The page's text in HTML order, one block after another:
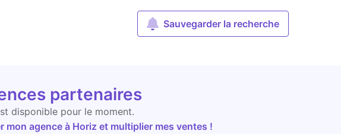
Sauvegarder la recherche
partenaires
disponible pour le moment.
mon agence à Horiz et multiplier mes ventes !